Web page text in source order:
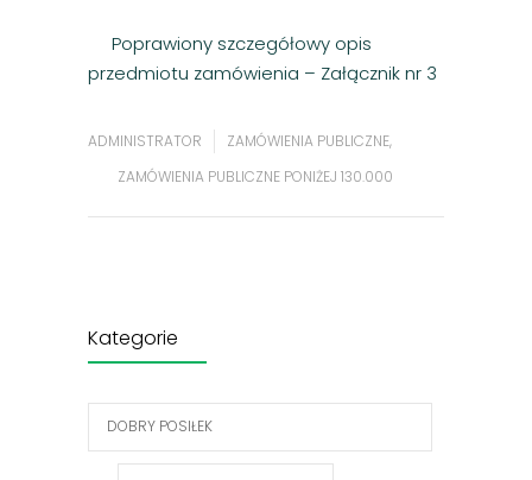
Poprawiony szczegółowy opis
przedmiotu zamówienia – Załącznik nr 3
ADMINISTRATOR ZAMÓWIENIA PUBLICZNE,
ZAMÓWIENIA PUBLICZNE PONIŻEJ 130.000
Kategorie
DOBRY POSIŁEK